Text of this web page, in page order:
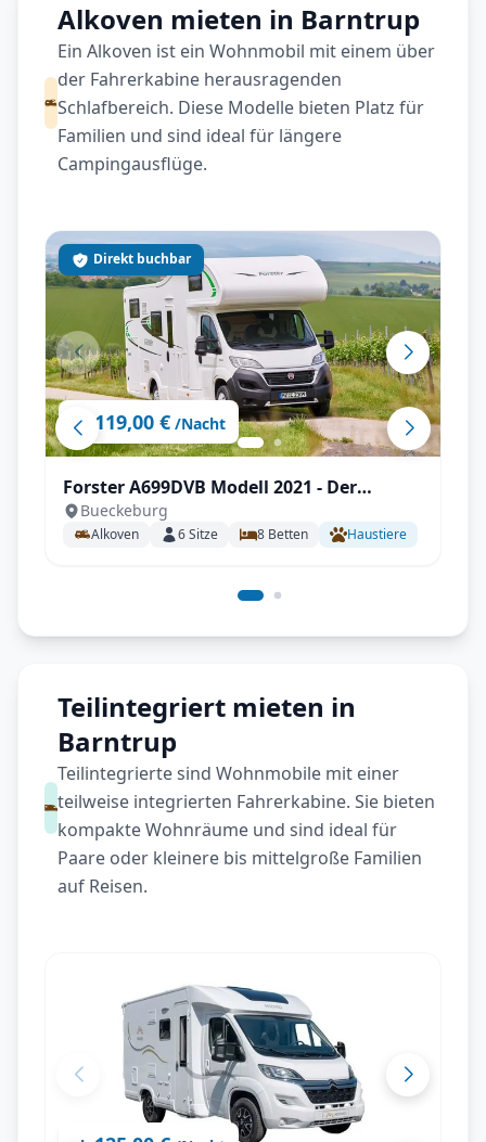
Alkoven mieten in Barntrup
Ein Alkoven ist ein Wohnmobil mit einem über
der Fahrerkabine herausragenden
Schlafbereich. Diese Modelle bieten Platz für
Familien und sind ideal für längere
Campingausflüge.
ab 119,00 € /Nacht
Direkt buchbar
Forster A699DVB Modell 2021 - Der
Familienversteher
Bueckeburg
Alkoven 6Sitze 8 Betten Haustiere
Teilintegriert mieten in
Barntrup
Teilintegrierte sind Wohnmobile mit einer
teilweise integrierten Fahrerkabine. Sie bieten
kompakte Wohnräume und sind ideal für
Paare oder kleinere bis mittelgroße Familien
auf Reisen.